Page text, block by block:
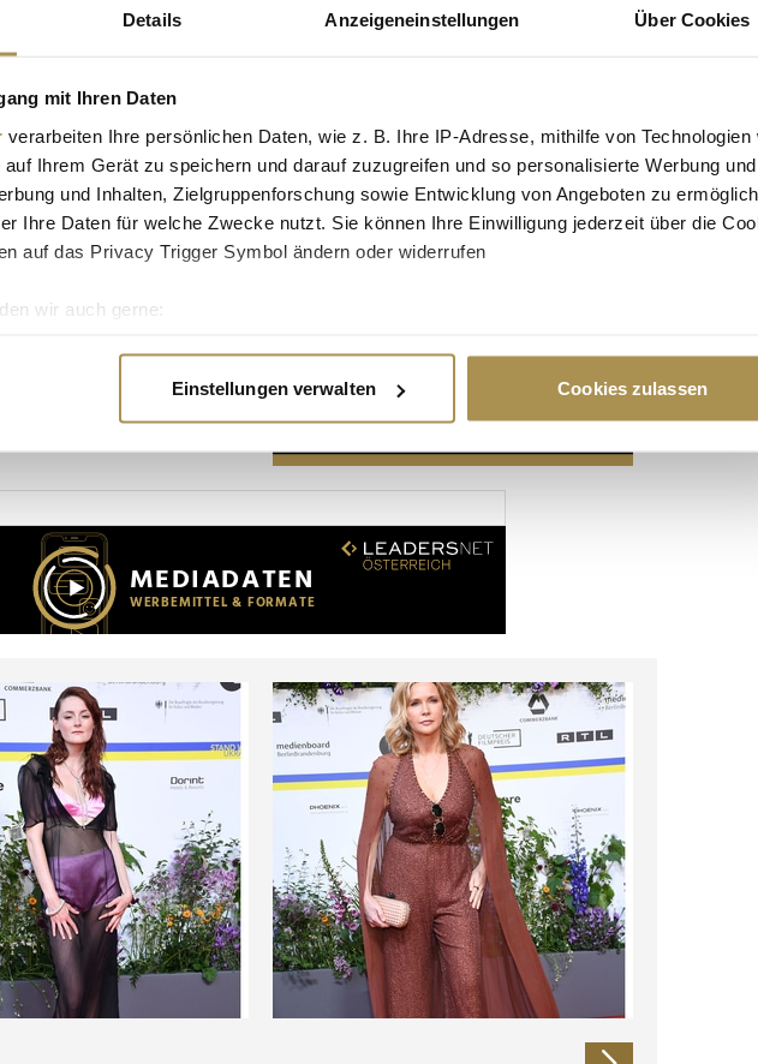
Details Anzeigeneinstellungen Über Cookies
mit Ihren Daten
verarbeiten Ihre persönlichen Daten, wie z. B. Ihre IP-Adresse, mithilfe von Technologien
Ihrem Gerät zu speichern und darauf zuzugreifen und so personalisierte Werbung und
und Inhalten, Zielgruppenforschung sowie Entwicklung von Angeboten zu
Ihre Daten für welche Zwecke nutzt. Sie können Ihre Einwilligung jederzeit über die
auf das Privacy Trigger Symbol ändern oder widerrufen
wir auch gerne:
wie Ihre persönlichen Daten verarbeitet werden, und legen Sie Ihre Präferenzen im
Inhalte und Anzeigen zu personalisieren, Funktionen für soziale Medien anbieten zu
soziale Medien, Werbung und Analysen weiter. Unsere Partner führen diese
Daten zusammen, die Sie ihnen bereitgestellt haben oder die sie im Rahmen Ihrer
Einstellungen verwalten Cookies zulassen
Advertisement